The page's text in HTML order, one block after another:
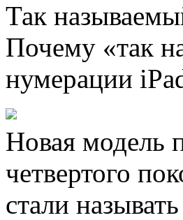
Так
Почему «так
нумерации
Новая модель
четвертого
стали